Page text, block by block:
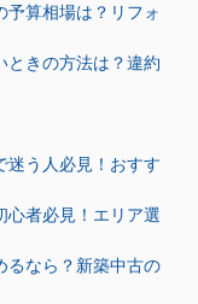
予算相場は？リフォ
ときの方法は？違約
迷う人必見！おすす
心者必見！エリア選
るなら？新築中古の